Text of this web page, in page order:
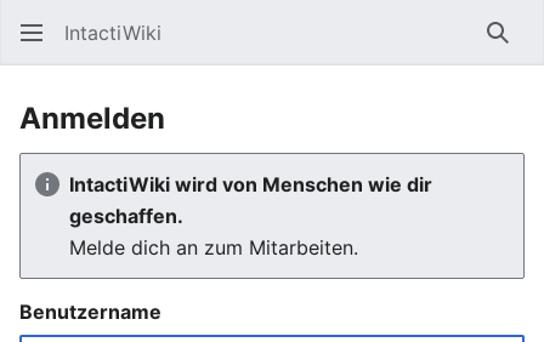
IntactiWiki
Anmelden
IntactiWiki wird von Menschen wie dir
geschaffen.
Melde dich an zum Mitarbeiten.
Benutzername